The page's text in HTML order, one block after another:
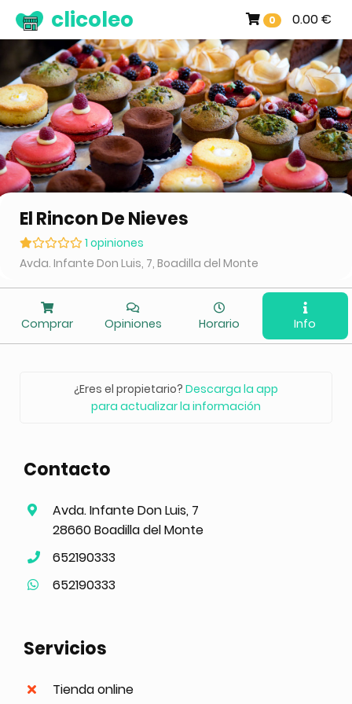
0 0.00 €
clicoleo
El Rincon De Nieves
1 opiniones
Avda. Infante Don Luis, 7, Boadilla del Monte
Comprar Opiniones Horario Info
¿Eres el propietario? Descarga la app
para actualizar la información
Contacto
Avda. Infante Don Luis, 7
28660 Boadilla del Monte
652190333
652190333
Servicios
Tienda online